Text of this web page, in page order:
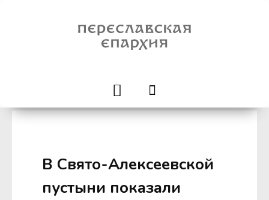
В Свято-Алексеевской
пустыни показали